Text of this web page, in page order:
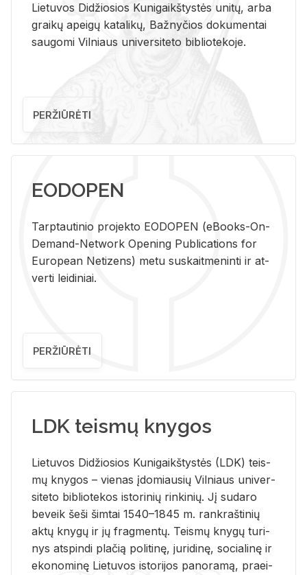
Lietuvos Didžiosios Kunigaikštystės unitų, arba
graikų apeigų katalikų, Bažnyčios dokumentai
saugomi Vilniaus universiteto bibliotekoje.
PERŽIŪRĖTI
EODOPEN
Tarp­tau­ti­nio pro­jek­to EO­DO­PEN (eBo­oks-On-
De­mand-Ne­twork Ope­ning Pub­li­ca­tions for
Eu­ro­pe­an Ne­ti­zens) metu su­skait­me­nin­ti ir at­
ver­ti lei­di­niai.
PERŽIŪRĖTI
LDK teismų knygos
Lie­tu­vos Di­džio­sios Ku­ni­gaikš­tys­tės (LDK) teis­
mų kny­gos – vie­nas įdo­miau­sių Vil­niaus uni­ver­
si­te­to bi­b­lio­te­kos is­to­ri­nių rin­ki­nių. Jį su­da­ro
be­veik šeši šim­tai 1540–1845 m. rank­raš­ti­nių
aktų kny­gų ir jų frag­men­tų. Teis­mų kny­gų tu­ri­
nys at­spin­di pla­čią po­li­ti­nę, ju­ri­di­nę, so­cia­li­nę ir
eko­no­mi­nę Lie­tu­vos is­to­ri­jos pa­no­ra­mą, pra­ei­